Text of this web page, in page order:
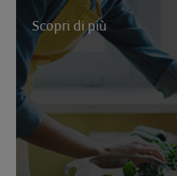
Scopri di più